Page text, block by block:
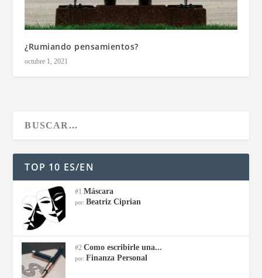
¿Rumiando pensamientos?
octubre 1, 2021
TOP 10 ES/EN
#1Máscara
por:Beatriz Ciprian
#2Como escribirle una...
por:Finanza Personal